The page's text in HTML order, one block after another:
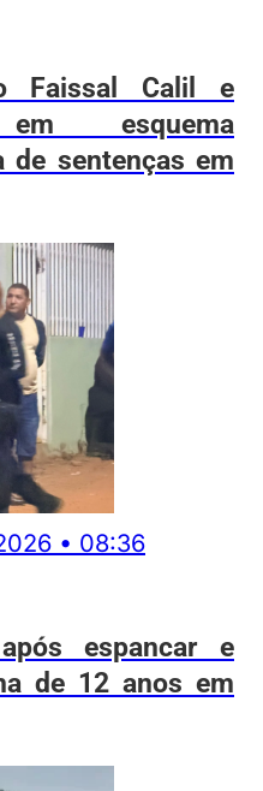
Faissal Calil e
em esquema
de sentenças em
• 08:36
espancar e
de 12 anos em